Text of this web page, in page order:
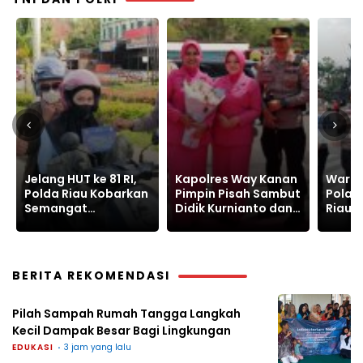
Kapolres Way Kanan
Pimpin Pisah Sambut
Didik Kurnianto dan
Warnai Car Free Day,
Polantas Karib Polda
Riau Edukasi
Lintas
Batin
BERITA REKOMENDASI
Pilah Sampah Rumah Tangga Langkah
Kecil Dampak Besar Bagi Lingkungan
EDUKASI 3 jam yang lalu